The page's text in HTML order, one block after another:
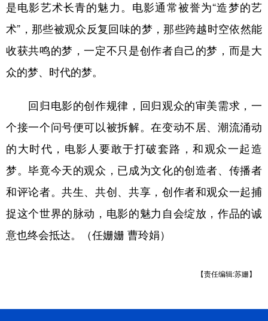
是电影艺术长青的魅力。电影通常被誉为“造梦的艺
术”，那些被观众反复回味的梦，那些跨越时空依然能
收获共鸣的梦，一定不只是创作者自己的梦，而是大
众的梦、时代的梦。
回归电影的创作规律，回归观众的审美需求，一
个接一个问号便可以被拆解。在变动不居、潮流涌动
的大时代，电影人要敢于打破套路，和观众一起造
梦。毕竟今天的观众，已成为文化的创造者、传播者
和评论者。共生、共创、共享，创作者和观众一起捕
捉这个世界的脉动，电影的魅力自会绽放，作品的诚
意也终会抵达。（任姗姗 曹玲娟）
【责任编辑:苏姗】